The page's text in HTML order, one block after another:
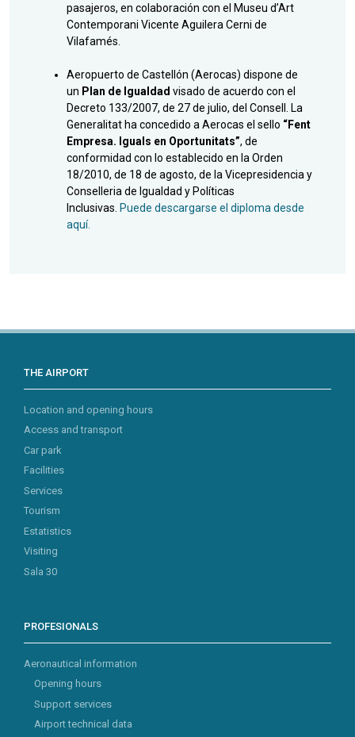
pasajeros, en colaboración con el Museu d’Art
Contemporani Vicente Aguilera Cerni de
Vilafamés.
Aeropuerto de Castellón (Aerocas) dispone de
un Plan de Igualdad visado de acuerdo con el
Decreto 133/2007, de 27 de julio, del Consell. La
Generalitat ha concedido a Aerocas el sello “Fent
Empresa. Iguals en Oportunitats”, de
conformidad con lo establecido en la Orden
18/2010, de 18 de agosto, de la Vicepresidencia y
Conselleria de Igualdad y Políticas
Inclusivas. Puede descargarse el diploma desde
aquí.
THE AIRPORT
Location and opening hours
Access and transport
Car park
Facilities
Services
Tourism
Estatistics
Visiting
Sala 30
PROFESIONALS
Aeronautical information
Opening hours
Support services
Airport technical data